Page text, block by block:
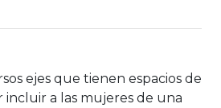
ejes que tienen espacios de
incluir a las mujeres de una